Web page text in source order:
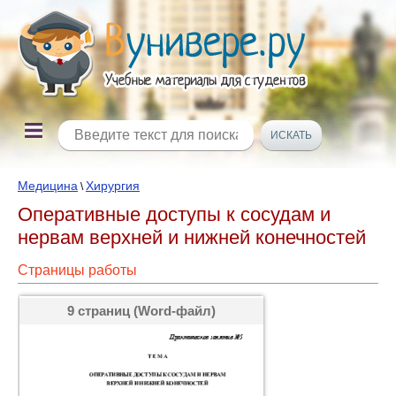
Медицина \Хирургия
Оперативные доступы к сосудам и
нервам верхней и нижней конечностей
Страницы работы
9 страниц (Word-файл)